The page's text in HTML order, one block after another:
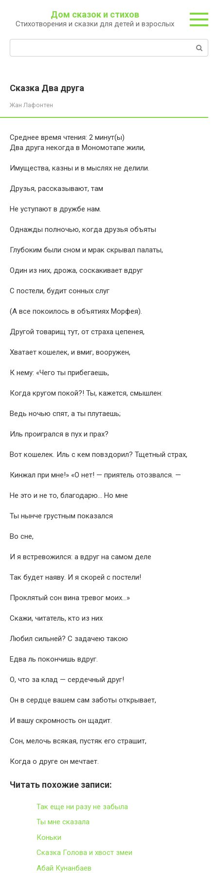
контенту
Дом сказок и стихов
Стихотворения и сказки для детей и взрослых
Сказка Два друга
Жан Лафонтен
Среднее время чтения: 2 минут(ы)
Два друга некогда в Мономотапе жили,
Имущества, казны и в мыслях не делили.
Друзья, рассказывают, там
Не уступают в дружбе нам.
Однажды полночью, когда друзья объяты
Глубоким были сном и мрак скрывал палаты,
Один из них, дрожа, соскакивает вдруг
С постели, будит сонных слуг
(А все покоилось в объятиях Морфея).
Другой товарищ тут, от страха цепенея,
Хватает кошелек, и вмиг, вооружен,
К нему: «Чего ты прибегаешь,
Когда кругом покой?! Ты, кажется, смышлен:
Ведь ночью спят, а ты плутаешь;
Иль проигрался в пух и прах?
Вот кошелек. Иль с кем повздорил? Тщетный страх,
Кинжал при мне!» «О нет! — приятель отозвался. —
Не это и не то, благодарю… Но мне
Ты нынче грустным показался
Во сне,
И я встревожился: а вдруг на самом деле
Так будет наяву. И я скорей с постели!
Проклятый сон вина тревог моих…»
Скажи, читатель, кто из них
Любил сильней? С задачею такою
Едва ль покончишь вдруг.
О, что за клад — сердечный друг!
Он в сердце вашем сам заботы открывает,
И вашу скромность он щадит.
Сон, мелочь всякая, пустяк его страшит,
Когда о друге он мечтает.
Читать похожие записи:
Так еще ни разу не забыла
Ты мне сказала
Коньки
Сказка Голова и хвост змеи
Абай Кунанбаев